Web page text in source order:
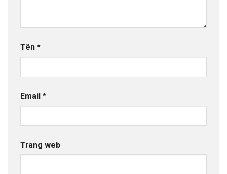
Tên *
Email *
Trang web